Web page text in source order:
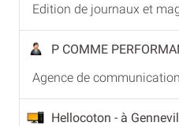
Edition de journaux et
P COMME
Agence de communication
Hellocoton - à